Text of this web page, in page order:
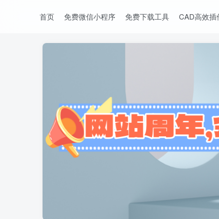
首页 免费微信小程序 免费下载工具 CAD高效插